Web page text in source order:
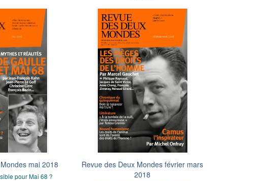
mai 2018
pour Mai 68 ?
Revue des Deux Mondes février mars
2018